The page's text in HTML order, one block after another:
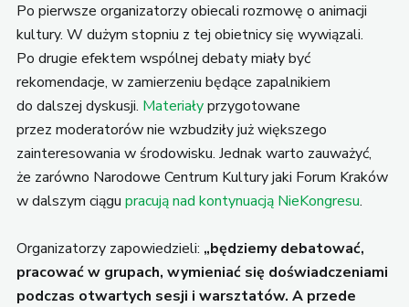
Po pierwsze organizatorzy obiecali rozmowę o animacji
kultury. W dużym stopniu z tej obietnicy się wywiązali.
Po drugie efektem wspólnej debaty miały być
rekomendacje, w zamierzeniu będące zapalnikiem
do dalszej dyskusji. Materiałyprzygotowane
przez moderatorów nie wzbudziły już większego
zainteresowania w środowisku. Jednak warto zauważyć,
że zarówno Narodowe Centrum Kultury jaki Forum Kraków
w dalszym ciągu pracują nad kontynuacją NieKongresu.
Organizatorzy zapowiedzieli: „będziemy debatować,
pracować w grupach, wymieniać się doświadczeniami
podczas otwartych sesji i warsztatów. A przede